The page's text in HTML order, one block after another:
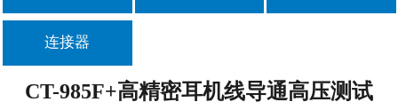
连接器
CT-985F+高精密耳机线导通高压测试